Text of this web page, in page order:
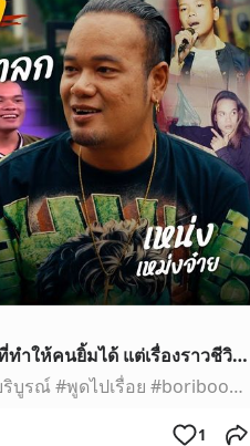
พูดไปเรื่อย | เหน่ง เหม่งจ๋าย อาชีพตลกที่ทำให้คนยิ้มได้ แต่เรื่องราวชีวิตแทบยิ้มไม่ออก
#เหน่งเหม่งจ๋าย #Tuckboriboon #ตั๊กบริบูรณ์ #พูดไปเรื่อย #boriboonfamily ติดตามชมเรื่องราวสุดน่ารักของ น้องบีลีฟและครอบครัวบริบูรณ์ได้ที่ Facebook : https://…
1